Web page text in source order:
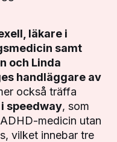
läkare i
samt
och Linda
handläggare av
också träffa
speedway, som
medicin utan
vilket innebar tre